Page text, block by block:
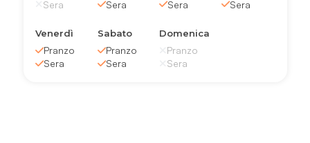
Sera
Sera
Sera
Sera
Venerdì
Pranzo
Sera
Sabato
Pranzo
Sera
Domenica
Pranzo
Sera